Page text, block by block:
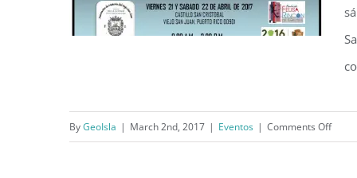
4to. Congreso de la historia de
ByGeoIsla | March 2nd, 2017 | Eventos | Comments Offon